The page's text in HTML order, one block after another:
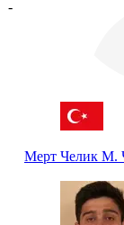
-
Мерт Челик М.